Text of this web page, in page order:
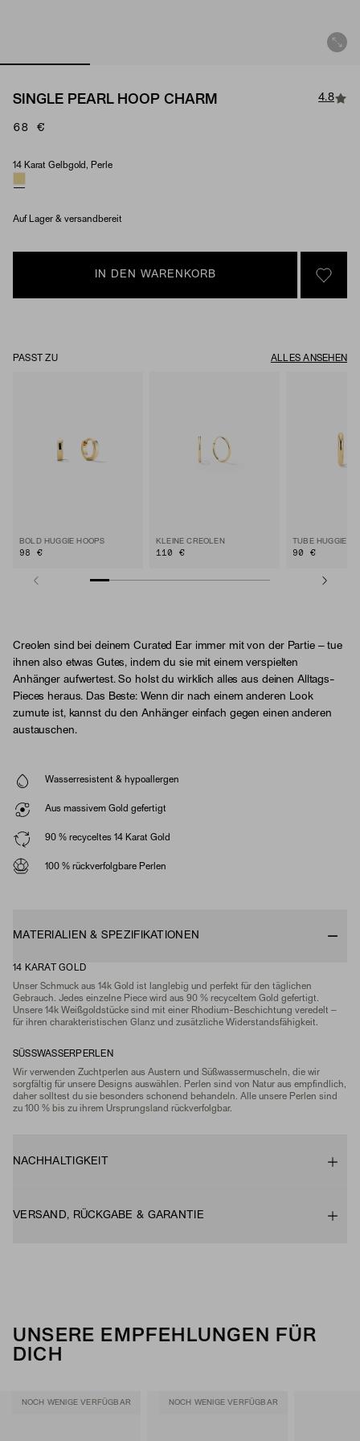
SINGLE PEARL HOOP CHARM 4.8
68 €
Material & Stone Options
14 Karat Gelbgold, Perle
Auf Lager & versandbereit
IN DEN WARENKORB
SIGN
PASST ZU ALLES ANSEHEN
BOLD HUGGIE HOOPS
98 €
KLEINE CREOLEN
110 €
TUBE HUGGIE
90 €
Creolen sind bei deinem Curated Ear immer mit von der Partie – tue
ihnen also etwas Gutes, indem du sie mit einem verspielten
Anhänger aufwertest. So holst du wirklich alles aus deinen Alltags-
Pieces heraus. Das Beste: Wenn dir nach einem anderen Look
zumute ist, kannst du den Anhänger einfach gegen einen anderen
austauschen.
Wasserresistent & hypoallergen
Aus massivem Gold gefertigt
90 % recyceltes 14 Karat Gold
100 % rückverfolgbare Perlen
MATERIALIEN & SPEZIFIKATIONEN
14 KARAT GOLD
Unser Schmuck aus 14k Gold ist langlebig und perfekt für den täglichen
Gebrauch. Jedes einzelne Piece wird aus 90 % recyceltem Gold gefertigt.
Unsere 14k Weißgoldstücke sind mit einer Rhodium-Beschichtung veredelt –
für ihren charakteristischen Glanz und zusätzliche Widerstandsfähigkeit.
SÜSSWASSERPERLEN
Wir verwenden Zuchtperlen aus Austern und Süßwassermuscheln, die wir
sorgfältig für unsere Designs auswählen. Perlen sind von Natur aus empfindlich,
daher solltest du sie besonders schonend behandeln. Alle unsere Perlen sind
zu 100 % bis zu ihrem Ursprungsland rückverfolgbar.
NACHHALTIGKEIT
VERSAND, RÜCKGABE & GARANTIE
UNSERE EMPFEHLUNGEN FÜR
DICH
NOCH WENIGE VERFÜGBAR NOCH WENIGE VERFÜGBAR